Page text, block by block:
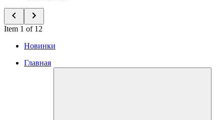
Item 1 of 12
Новинки
Главная